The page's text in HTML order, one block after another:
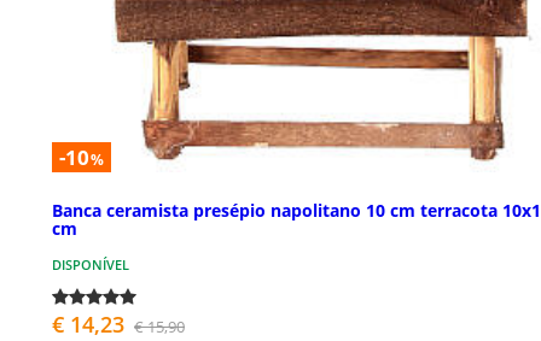
-10%
Banca ceramista presépio napolitano 10 cm terracota
cm
DISPONÍVEL
€ 14,23 € 15,90